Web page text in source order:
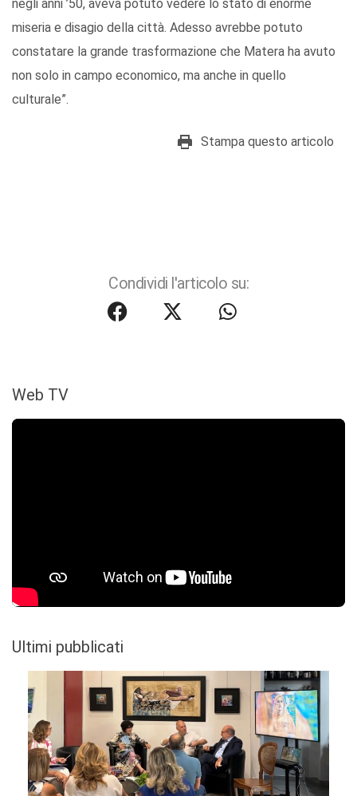
negli anni ’50, aveva potuto vedere lo stato di enorme
miseria e disagio della città. Adesso avrebbe potuto
constatare la grande trasformazione che Matera ha avuto
non solo in campo economico, ma anche in quello
culturale”.
Stampa questo articolo
Condividi l'articolo su:
Web TV
Ultimi pubblicati